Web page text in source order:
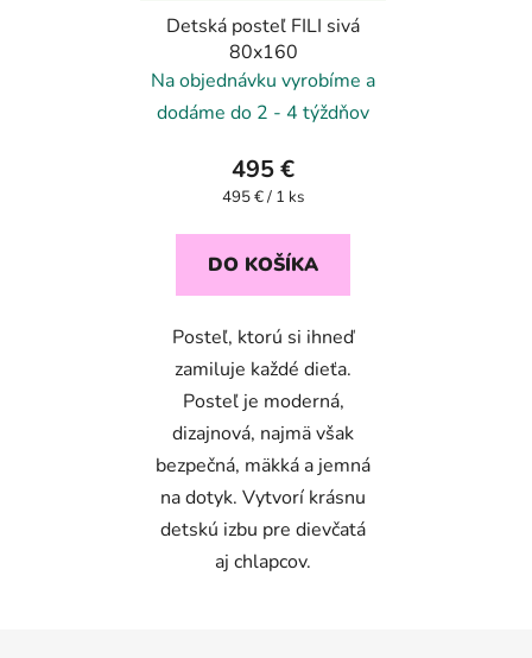
Detská posteľ FILI sivá
80x160
Na objednávku vyrobíme a
dodáme do 2 - 4 týždňov
495 €
Jednotková
495 € / 1 ks
DO KOŠÍKA
Posteľ, ktorú si ihneď
zamiluje každé dieťa.
Posteľ je moderná,
dizajnová, najmä však
bezpečná, mäkká a jemná
na dotyk. Vytvorí krásnu
detskú izbu pre dievčatá
aj chlapcov.